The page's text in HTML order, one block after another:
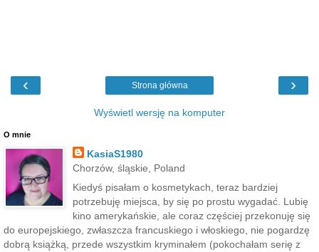
‹ ›
Strona główna
Wyświetl wersję na komputer
O mnie
KasiaS1980
Chorzów, śląskie, Poland
Kiedyś pisałam o kosmetykach, teraz bardziej
potrzebuję miejsca, by się po prostu wygadać. Lubię
kino amerykańskie, ale coraz częściej przekonuję się
do europejskiego, zwłaszcza francuskiego i włoskiego, nie pogardzę
dobrą książką, przede wszystkim kryminałem (pokochałam serię z